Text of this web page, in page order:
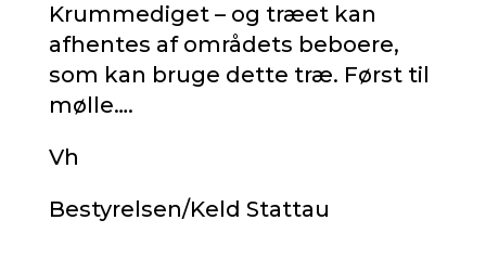
Krummediget – og træet kan
afhentes af områdets beboere,
som kan bruge dette træ. Først til
mølle….
Vh
Bestyrelsen/Keld Stattau